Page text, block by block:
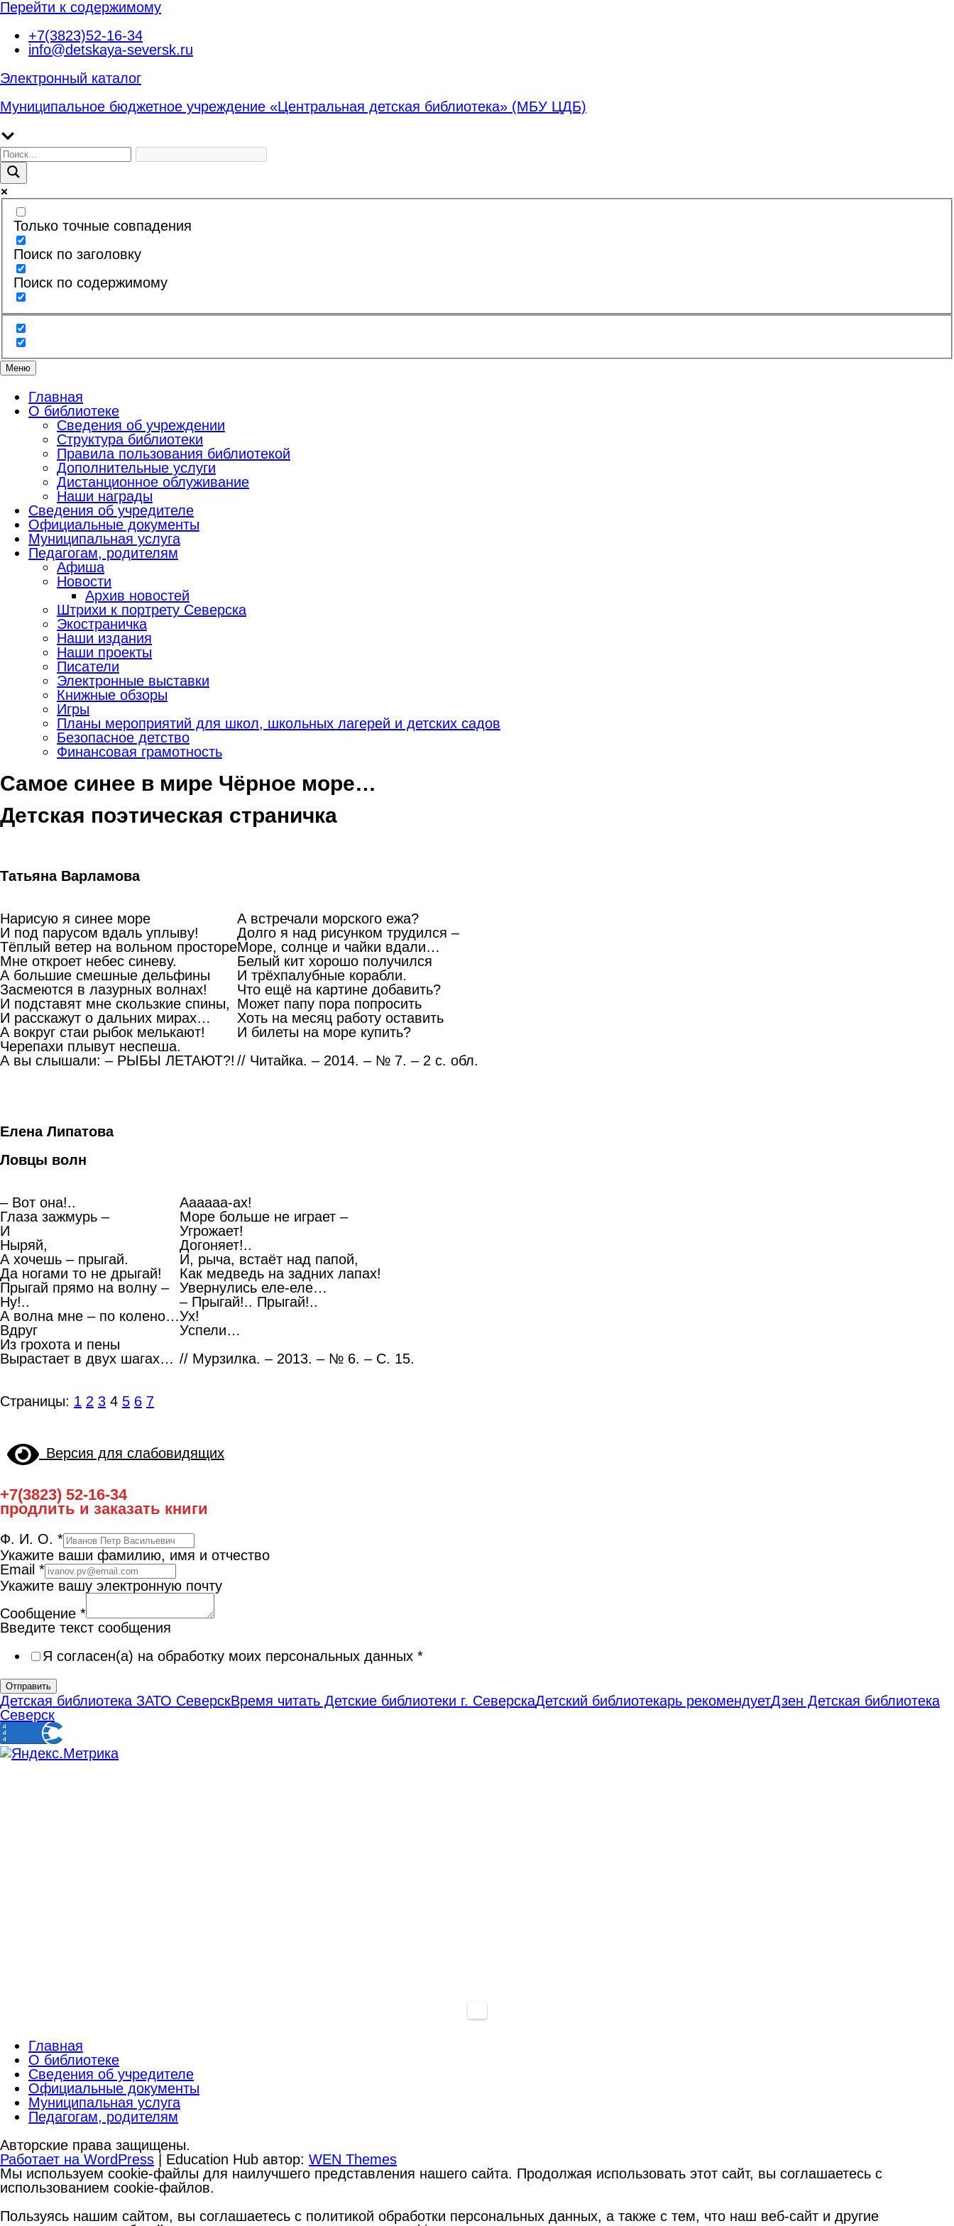
Перейти к содержимому
+7(3823)52-16-34
info@detskaya-seversk.ru
Электронный каталог
Муниципальное бюджетное учреждение «Центральная детская библиотека» (МБУ ЦДБ)
Только точные совпадения
Поиск по заголовку
Поиск по содержимому
Меню
Главная
О библиотеке
Сведения об учреждении
Структура библиотеки
Правила пользования библиотекой
Дополнительные услуги
Дистанционное облуживание
Наши награды
Сведения об учредителе
Официальные документы
Муниципальная услуга
Педагогам, родителям
Афиша
Новости
Архив новостей
Штрихи к портрету Северска
Экостраничка
Наши издания
Наши проекты
Писатели
Электронные выставки
Книжные обзоры
Игры
Планы мероприятий для школ, школьных лагерей и детских садов
Безопасное детство
Финансовая грамотность
Самое синее в мире Чёрное море…
Детская поэтическая страничка
Татьяна Варламова
Нарисую я синее море
И под парусом вдаль уплыву!
Тёплый ветер на вольном просторе
Мне откроет небес синеву.
А большие смешные дельфины
Засмеются в лазурных волнах!
И подставят мне скользкие спины,
И расскажут о дальних мирах…
А вокруг стаи рыбок мелькают!
Черепахи плывут неспеша.
А вы слышали: – РЫБЫ ЛЕТАЮТ?!
А встречали морского ежа?
Долго я над рисунком трудился –
Море, солнце и чайки вдали…
Белый кит хорошо получился
И трёхпалубные корабли.
Что ещё на картине добавить?
Может папу пора попросить
Хоть на месяц работу оставить
И билеты на море купить?
// Читайка. – 2014. – № 7. – 2 с. обл.
Елена Липатова
Ловцы волн
– Вот она!..
Глаза зажмурь –
И
Ныряй,
А хочешь – прыгай.
Да ногами то не дрыгай!
Прыгай прямо на волну –
Ну!..
А волна мне – по колено…
Вдруг
Из грохота и пены
Вырастает в двух шагах…
Аааааа-ах!
Море больше не играет –
Угрожает!
Догоняет!..
И, рыча, встаёт над папой,
Как медведь на задних лапах!
Увернулись еле-еле…
– Прыгай!.. Прыгай!..
Ух!
Успели…
// Мурзилка. – 2013. – № 6. – С. 15.
Страницы: 1 2 3 4 5 6 7
Версия для слабовидящих
+7(3823) 52-16-34
продлить и заказать книги
Ф. И. О. *
Укажите ваши фамилию, имя и отчество
Email *
Укажите вашу электронную почту
Сообщение *
Введите текст сообщения
Я согласен(а) на обработку моих персональных данных *
Отправить
Детская библиотека ЗАТО СеверскВремя читать Детские библиотеки г. СеверскаДетский библиотекарь рекомендуетДзен Детская библиотека
Северск
Главная
О библиотеке
Сведения об учредителе
Официальные документы
Муниципальная услуга
Педагогам, родителям
Авторские права защищены.
Работает на WordPress | Education Hub автор: WEN Themes
Мы используем cookie-файлы для наилучшего представления нашего сайта. Продолжая использовать этот сайт, вы соглашаетесь с
использованием cookie-файлов.
Пользуясь нашим сайтом, вы соглашаетесь с политикой обработки персональных данных, а также с тем, что наш веб-сайт и другие